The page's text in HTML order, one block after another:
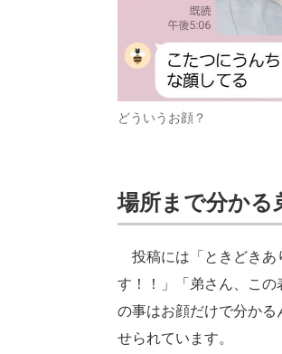
どういうお顔？
場所まで分かる
投稿には「ときどきあ
す！！」「弟さん、こ
の事はお顔だけで分か
せられています。